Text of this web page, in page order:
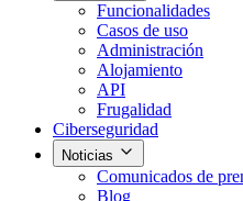
Funcionalidades
Casos de uso
Administración
Alojamiento
API
Frugalidad
Ciberseguridad
Noticias
Comunicados de
Blog